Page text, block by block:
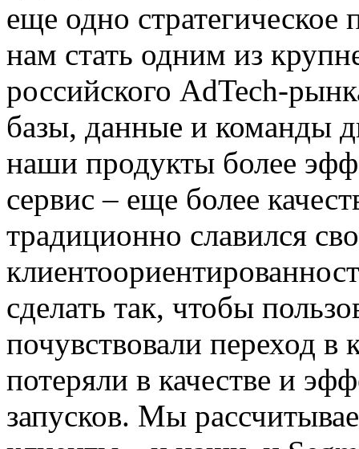
еще одно стратегическое
нам стать одним из
российского AdTech-
базы, данные и команды
наши продукты более
сервис – еще более
традиционно славился
сделать так, чтобы
почувствовали переход
потеряли в качестве и
запусков. Мы